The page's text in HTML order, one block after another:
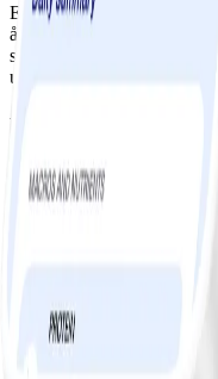
En lagom dos träning gör
återhämtning är det ofta
somnar du lättare, din
utvilad.
Relaterade
•Topp 5! Bästa
•6 tips för att hålla
Detta innehåll är endast
medicinsk rådgivning,
betraktas som en